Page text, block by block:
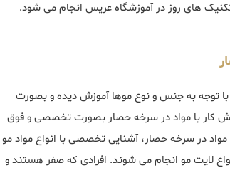
های روز در آموزشگاه عریس انجام می شود.
با توجه به جنس و نوع موها آموزش دیده و بصورت
کار با مواد در سرخه حصار بصورت تخصصی و فوق
در سرخه حصار، آشنایی تخصصی با انواع مواد مو
لایت مو انجام می شوند. افرادی که صفر هستند و